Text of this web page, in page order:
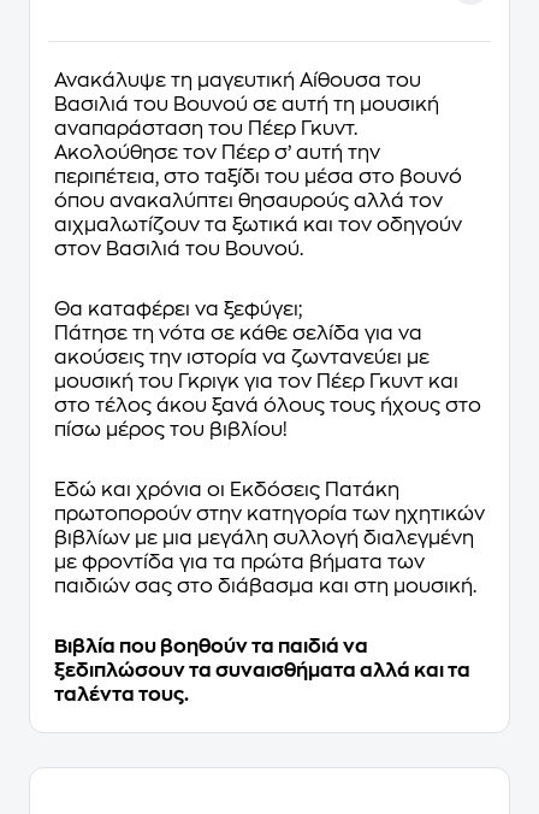
Ανακάλυψε τη μαγευτική Αίθουσα του
Βασιλιά του Βουνού σε αυτή τη μουσική
αναπαράσταση του Πέερ Γκυντ.
Ακολούθησε τον Πέερ σ’ αυτή την
περιπέτεια, στο ταξίδι του μέσα στο βουνό
όπου ανακαλύπτει θησαυρούς αλλά τον
αιχμαλωτίζουν τα ξωτικά και τον οδηγούν
στον Βασιλιά του Βουνού.
Θα καταφέρει να ξεφύγει;
Πάτησε τη νότα σε κάθε σελίδα για να
ακούσεις την ιστορία να ζωντανεύει με
μουσική του Γκριγκ για τον Πέερ Γκυντ και
στο τέλος άκου ξανά όλους τους ήχους στο
πίσω μέρος του βιβλίου!
Εδώ και χρόνια οι Εκδόσεις Πατάκη
πρωτοπορούν στην κατηγορία των ηχητικών
βιβλίων με μια μεγάλη συλλογή διαλεγμένη
με φροντίδα για τα πρώτα βήματα των
παιδιών σας στο διάβασμα και στη μουσική.
Βιβλία που βοηθούν τα παιδιά να
ξεδιπλώσουν τα συναισθήματα αλλά και τα
ταλέντα τους.